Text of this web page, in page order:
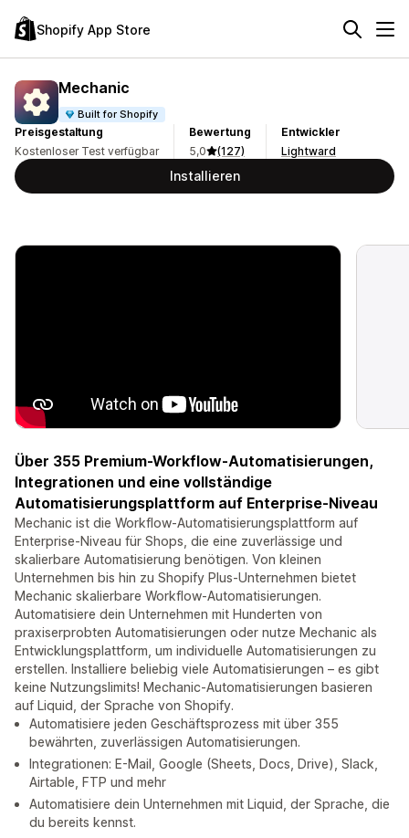
Shopify App Store
Mechanic
Built for Shopify
Preisgestaltung
Kostenloser Test verfügbar
Bewertung
5,0
(127)
Entwickler
Lightward
Installieren
Über 355 Premium-Workflow-Automatisierungen,
Integrationen und eine vollständige
Automatisierungsplattform auf Enterprise-Niveau
Mechanic ist die Workflow-Automatisierungsplattform auf
Enterprise-Niveau für Shops, die eine zuverlässige und
skalierbare Automatisierung benötigen. Von kleinen
Unternehmen bis hin zu Shopify Plus-Unternehmen bietet
Mechanic skalierbare Workflow-Automatisierungen.
Automatisiere dein Unternehmen mit Hunderten von
praxiserprobten Automatisierungen oder nutze Mechanic als
Entwicklungsplattform, um individuelle Automatisierungen zu
erstellen. Installiere beliebig viele Automatisierungen – es gibt
keine Nutzungslimits! Mechanic-Automatisierungen basieren
auf Liquid, der Sprache von Shopify.
Automatisiere jeden Geschäftsprozess mit über 355
bewährten, zuverlässigen Automatisierungen.
Integrationen: E-Mail, Google (Sheets, Docs, Drive), Slack,
Airtable, FTP und mehr
Automatisiere dein Unternehmen mit Liquid, der Sprache, die
du bereits kennst.